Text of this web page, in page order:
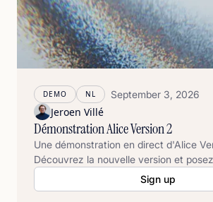
DEMO NL September 3, 2026
Jeroen Villé
Démonstration Alice Version 2
Une démonstration en direct d'Alice
Découvrez la nouvelle version et
Sign up